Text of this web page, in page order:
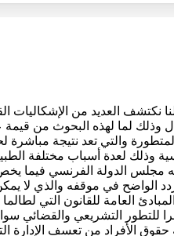
نكتشف العديد من
لما لهذه البحوث من
والتي تعد نتيجة
وذلك لعدة أسباب مختلفة
مجلس الدولة الفرنسي فيما
الواضح في موقفه والذي لا
المبادئ العامة للقانون التي
التشريعي والقضائي
الأفراد من تعسف الإدارة